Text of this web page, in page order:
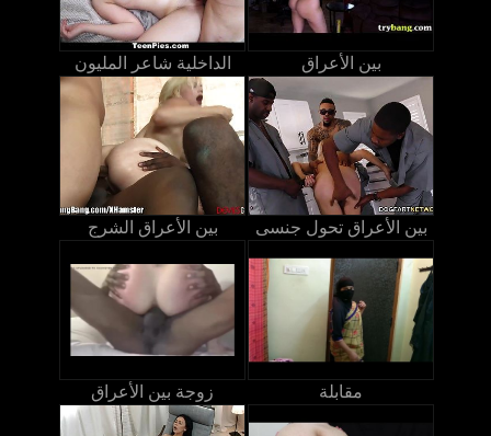
الداخلية شاعر المليون بين الأعراق
بين الأعراق الشرج بين الأعراق تحول جنسى
زوجة بين الأعراق مقابلة